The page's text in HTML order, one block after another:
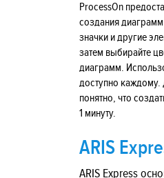
ProcessOn
создания
значки и другие
затем выбирайте
диаграмм.
доступно каждому.
понятно, что
1 минуту.
ARIS
ARIS Express